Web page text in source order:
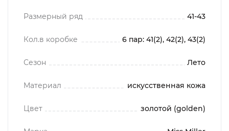
Размерный ряд 41-43
Кол.в коробке 6 пар: 41(2), 42(2), 43(2)
Сезон Лето
Материал искусственная кожа
Цвет золотой (golden)